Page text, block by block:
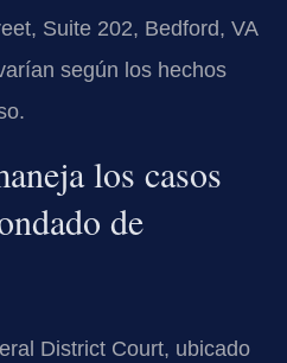
Suite 202, Bedford, VA
según los hechos
los casos
de
District Court, ubicado